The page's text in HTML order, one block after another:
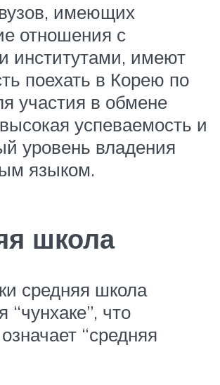
имеющих
отношения с
институтами, имеют
поехать в Корею по
участия в обмене
успеваемость и
уровень владения
языком.
школа
средняя школа
“чунхаке”, что
“средняя